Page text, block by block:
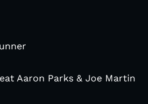
Aaron Parks & Joe Martin